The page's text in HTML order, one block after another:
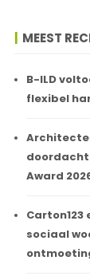
MEEST
B-ILD
flexibel
Award
Carton123
sociaal